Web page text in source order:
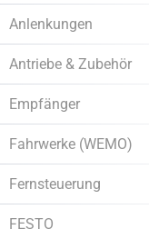
Anlenkungen
Antriebe & Zubehör
Empfänger
Fahrwerke (WEMO)
Fernsteuerung
FESTO